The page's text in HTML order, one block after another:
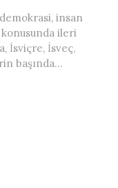
insan
ileri
İsviçre, İsveç,
başında...